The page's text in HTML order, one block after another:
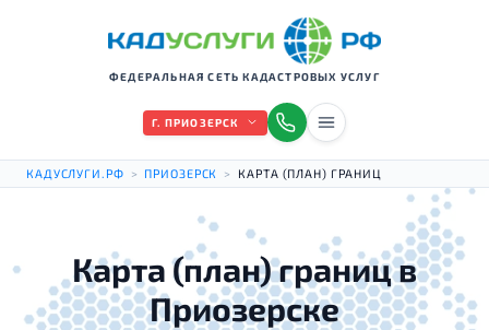
ФЕДЕРАЛЬНАЯ СЕТЬ КАДАСТРОВЫХ УСЛУГ
Г. ПРИОЗЕРСК
КАДУСЛУГИ.РФ > ПРИОЗЕРСК > КАРТА (ПЛАН) ГРАНИЦ
Карта (план) границ в
Приозерске